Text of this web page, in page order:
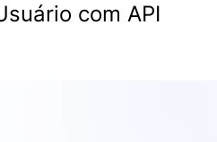
com API